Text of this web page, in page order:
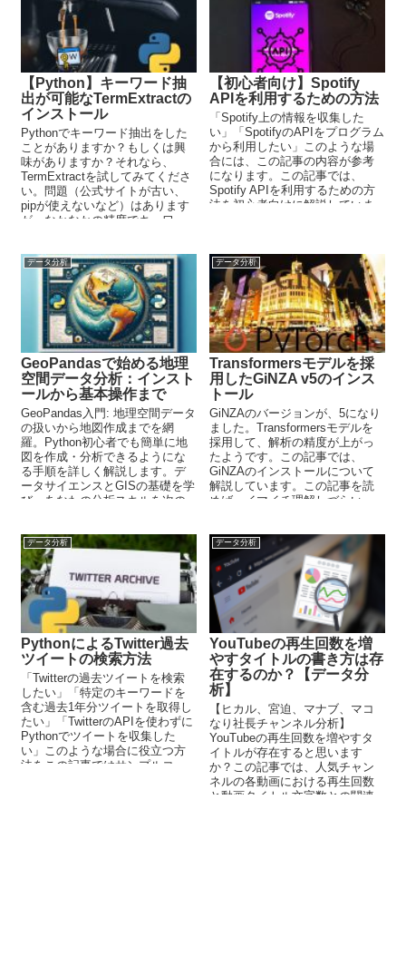
【Python】キーワード抽
出が可能なTermExtractの
インストール
Pythonでキーワード抽出をした
ことがありますか？もしくは興
味がありますか？それなら、
TermExtractを試してみてくださ
い。問題（公式サイトが古い、
pipが使えないなど）はあります
が、なかなかの精度でキーワー
説しています。
【初心者向け】Spotify
APIを利用するための方法
「Spotify上の情報を収集した
い」「SpotifyのAPIをプログラム
から利用したい」このような場
合には、この記事の内容が参考
になります。この記事では、
Spotify APIを利用するための方
法を初心者向けに解説していま
データ分析
GeoPandasで始める地理
空間データ分析：インスト
ールから基本操作まで
GeoPandas入門: 地理空間データ
の扱いから地図作成までを網
羅。Python初心者でも簡単に地
図を作成・分析できるようにな
る手順を詳しく解説します。デ
ータサイエンスとGISの基礎を学
び、あなたの分析スキルを次の
データ分析
Transformersモデルを採
用したGiNZA v5のインス
トール
GiNZAのバージョンが、5になり
ました。Transformersモデルを
採用して、解析の精度が上がっ
たようです。この記事では、
GiNZAのインストールについて
解説しています。この記事を読
めば、イマイチ理解しづらい
データ分析
PythonによるTwitter過去
ツイートの検索方法
「Twitterの過去ツイートを検索
したい」「特定のキーワードを
含む過去1年分ツイートを取得し
たい」「TwitterのAPIを使わずに
Pythonでツイートを収集した
い」このような場合に役立つ方
法をこの記事ではサンプルコー
データ分析
YouTubeの再生回数を増
やすタイトルの書き方は存
在するのか？【データ分
析】
【ヒカル、宮迫、マナブ、マコ
なり社長チャンネル分析】
YouTubeの再生回数を増やすタ
イトルが存在すると思います
か？この記事では、人気チャン
ネルの各動画における再生回数
と動画タイトル文字数との関連